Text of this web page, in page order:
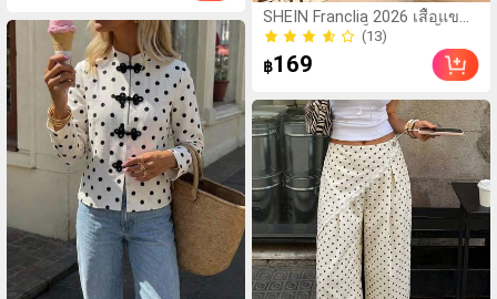
SHEIN Franclia 2026 เสื้อแขน
กุดผู้หญิงลายสก็อตใหม่, เสื้อ
กล้ามคอครึ่งสูงแบบมินิมอล
ตกแต่งโบว์ด้านข้าง, ผ้าพลีทน้ำ
เหมาะสำหรับใส่ทำงานและใส่
ประจำวัน
60+ ขายแล้ว
(13)
60+ ขายแล้ว
฿169